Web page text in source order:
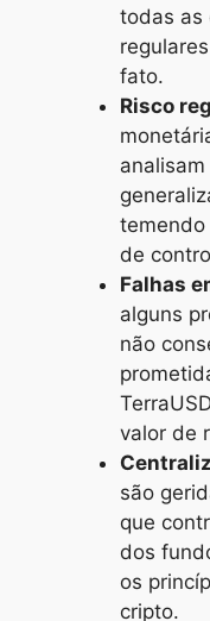
todas as
fato.
Risco
temendo
de
Falhas
alguns
não
valor de
são
que
dos
os
cripto.